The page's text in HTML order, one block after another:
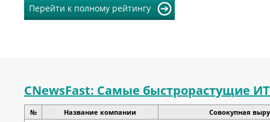
Перейти к полному рейтингу
CNewsFast: Самые быстрорастущие
№ Название компании
Совокупная